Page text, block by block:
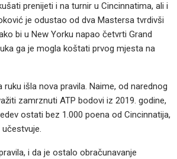
prenijeti i na turnir u Cincinnatima, ali i
je odustao od dva Mastersa tvrdivši
bi u New Yorku napao četvrti Grand
ga je mogla koštati prvog mjesta na
išla nova pravila. Naime, od narednog
zamrznuti ATP bodovi iz 2019. godine,
ostati bez 1.000 poena od Cincinnatija,
i da je ostalo obračunavanje